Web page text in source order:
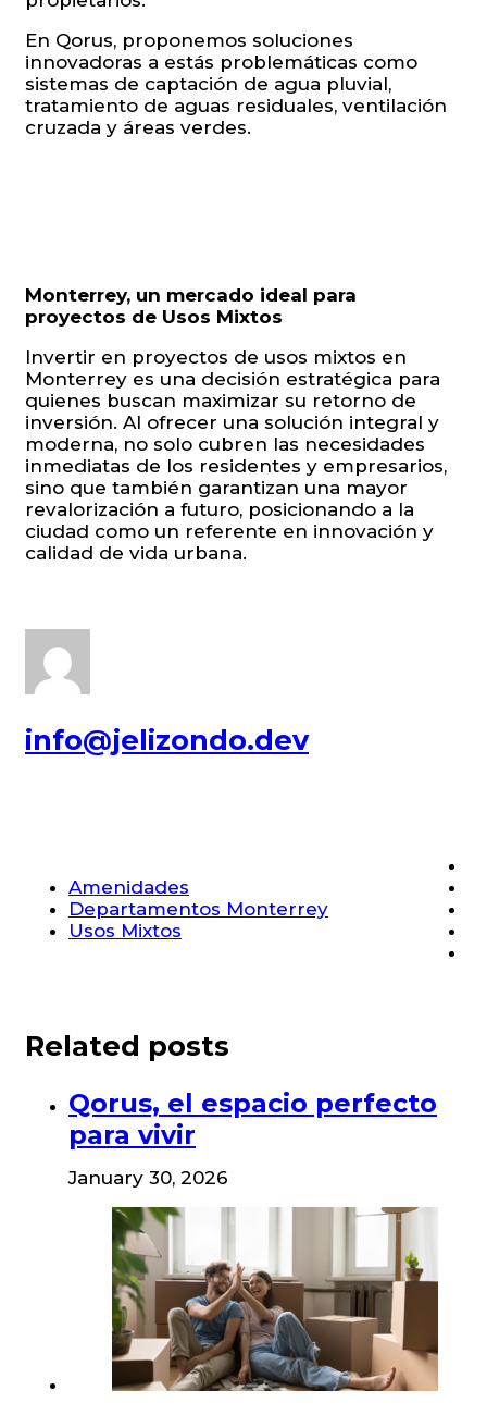
En Qorus, proponemos soluciones
innovadoras a estás problemáticas como
sistemas de captación de agua pluvial,
tratamiento de aguas residuales, ventilación
cruzada y áreas verdes.
Monterrey, un mercado ideal para
proyectos de Usos Mixtos
Invertir en proyectos de usos mixtos en
Monterrey es una decisión estratégica para
quienes buscan maximizar su retorno de
inversión. Al ofrecer una solución integral y
moderna, no solo cubren las necesidades
inmediatas de los residentes y empresarios,
sino que también garantizan una mayor
revalorización a futuro, posicionando a la
ciudad como un referente en innovación y
calidad de vida urbana.
info@jelizondo.dev
Amenidades
Departamentos Monterrey
Usos Mixtos
Related posts
Qorus, el espacio perfecto
para vivir
January 30, 2026